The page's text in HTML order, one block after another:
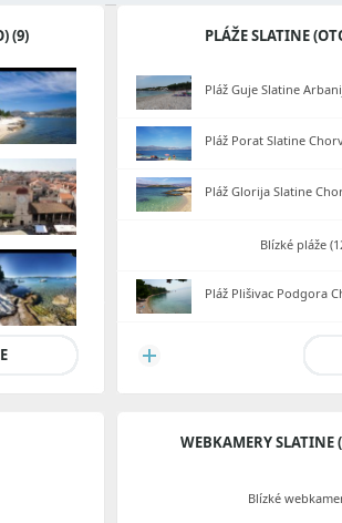
(9) PLÁŽE SLATINE
Pláž Guje Slatine
Pláž Porat Slatine
Pláž Glorija Slatine
Blízké pláže
Pláž Plišivac Podgora
WEBKAMERY SLATINE
Blízké